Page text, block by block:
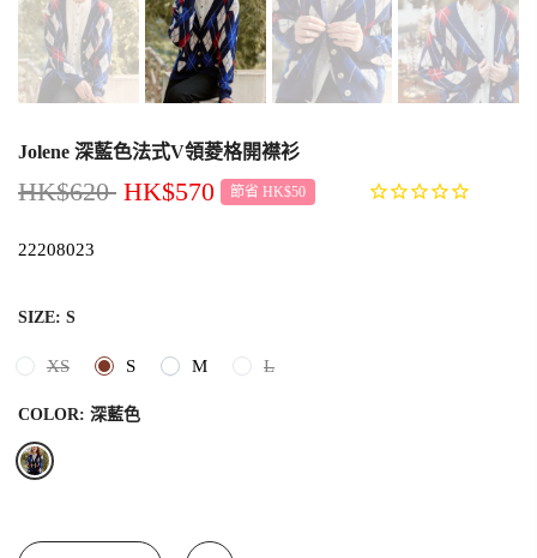
Jolene 深藍色法式V領菱格開襟衫
HK$620 HK$570 節省 HK$50
22208023
SIZE: S
XS S M L
COLOR: 深藍色